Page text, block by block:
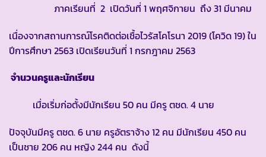
ภาคเรียนที่ 2 เปิดวันที่ 1 พฤศจิกายน ถึง 31 มีนาคม
เนื่องจากสถานการณ์โรคติดต่อเชื้อไวรัสโคโรนา 2019 (โควิด 19) ใน
ปีการศึกษา 2563 เปิดเรียนวันที่ 1 กรกฎาคม 2563
จำนวนครูและนักเรียน
เมื่อเริ่มก่อตั้งมีนักเรียน 50 คน มีครู ตชด. 4 นาย
ปัจจุบันมีครู ตชด. 6 นาย ครูอัตราจ้าง 12 คน มีนักเรียน 450 คน
เป็นชาย 206 คน หญิง 244 คน ดังนี้